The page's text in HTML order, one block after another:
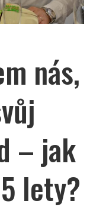
nás,
– jak
lety?